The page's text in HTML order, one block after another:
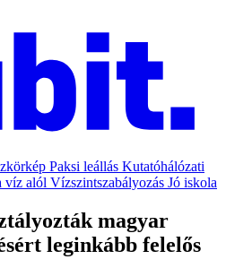
Paksi leállás Kutatóhálózati
víz alól Vízszintszabályozás Jó iskola
magyar
leginkább felelős